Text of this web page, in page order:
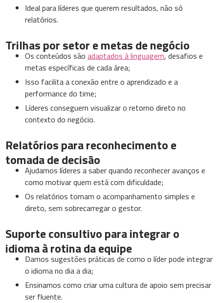
Ideal para líderes que querem resultados, não só
relatórios.
Trilhas por setor e metas de negócio
Os conteúdos sãoadaptados à linguagem, desafios e
metas específicas de cada área;
Isso facilita a conexão entre o aprendizado e a
performance do time;
Líderes conseguem visualizar o retorno direto no
contexto do negócio.
Relatórios para reconhecimento e
tomada de decisão
Ajudamos líderes a saber quando reconhecer avanços e
como motivar quem está com dificuldade;
Os relatórios tornam o acompanhamento simples e
direto, sem sobrecarregar o gestor.
Suporte consultivo para integrar o
idioma à rotina da equipe
Damos sugestões práticas de como o líder pode integrar
o idioma no dia a dia;
Ensinamos como criar uma cultura de apoio sem precisar
ser fluente.